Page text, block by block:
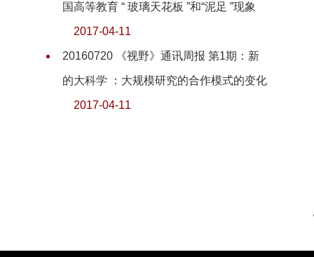
国高等教育 “ 玻璃天花板 ”和“泥足 ”现象
2017-04-11
20160720 《视野》通讯周报 第1期：新
的大科学 ：大规模研究的合作模式的变化
2017-04-11